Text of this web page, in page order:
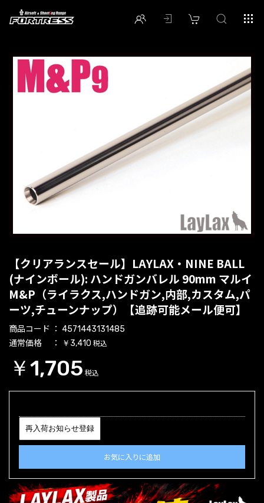
【クリアランスセール】LAYLAX・NINE BALL
(ナインボール): ハンドガンバレル 90mm マルイ
M&P（ライラクス,ハンドガン,内部,カスタム,パ
ーツ,チューンナップ）【追跡可能メール便可】
商品コード 4571443131485
通常価格 ￥3,410 税込
￥1,705 税込
再入荷お知らせ登録
お気に入りに追加